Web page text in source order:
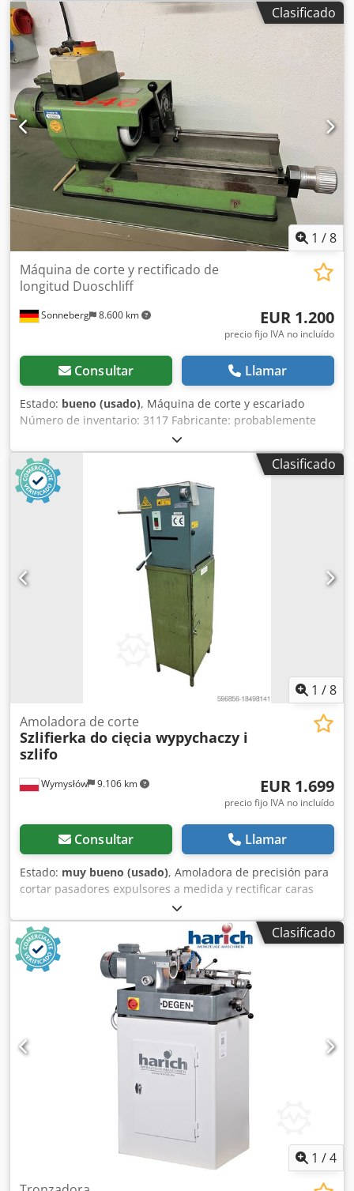
mm -Tensión de funcionamiento: 380 V -Dimensiones:
500/500/1550 mm (alto) -Peso: 170 kg
Clasificado
1 /8
Sonneberg 8.600 km
Máquina de corte y rectificado de
longitud Duoschliff
EUR 1.200
precio fijo IVA no incluído
Consultar Llamar
Estado: bueno (usado), Máquina de corte y escariado
Número de inventario: 3117 Fabricante: probablemente
HAAS Año de fabricación: 1982 Número de máquina:
Tipo/Modelo: Duoschliff Velocidad de la hoja de corte:
Velocidad de la muela abrasiva: Diámetro de la hoja de
corte: 90 mm Diámetro de la muela abrasiva: 100 mm
(muela cónica) Longitud de la pieza de trabajo: 300 mm
Dcjdpfxszmp Are Antsk Motor: 0,25 kW
Accesorios/Equipamiento: Estado: bueno Peso: 50 kg
Dimensiones: 340 x 800 x 300 mm
Clasificado
1 /8
Wymysłów 9.106 km
Amoladora de corte
Szlifierka do cięcia wypychaczy i
szlifo
EUR 1.699
precio fijo IVA no incluído
Consultar Llamar
Estado: muy bueno (usado), Amoladora de precisión para
cortar pasadores expulsores a medida y rectificar caras
Características del molinillo: Dispositivo de precisión que
permite el corte semiautomático de expulsores a medida y
el rectificado de caras en una sola sujeción. El molinillo se
puede ajustar durante el funcionamiento. La tensión de la
correa se puede ajustar y controlar automáticamente
(cuanto mayor sea la resistencia, más tensa estará la
correa) Amoladora para cortar pasadores expulsores y
rectificar superficies Dodsvyuw Sopfx Anteck Amoladora
para corte de expulsores y rectificado de superficies
Código del fabricante 100 Parámetros del molinillo:
Potencia del motor: 0,735 kW Máx. Velocidad - 3600 rpm
Rango de diámetro - ⌀1-25 mm Longitud máxima: 300 mm
⌀25x300mm: +/- 0,01mm Dimensiones LxAnxAl:
430x360x500mm Peso - 109 kg Enlace al vídeo en YouTube:
Clasificado
1 /4